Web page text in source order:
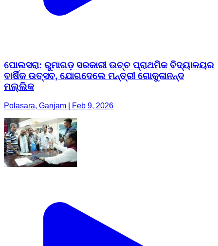
ପୋଲସରା: ରୁମାଗଡ଼ ସରକାରୀ ଉଚ୍ଚ ପ୍ରାଥମିକ ବିଦ୍ୟାଳୟର
ବାର୍ଷିକ ଉତ୍ସବ, ଯୋଗଦେଲେ ମନ୍ତ୍ରୀ ଗୋକୁଳାନନ୍ଦ
ମଲ୍ଲିକ
Polasara, Ganjam | Feb 9, 2026